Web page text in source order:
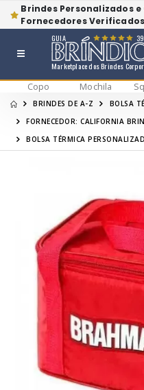
Brindes Personalizados
Fornecedores
Marketplace dos Brindes
GUIA
Copo Mochila
BRINDES DE A-Z
BOLSA
FORNECEDOR: CALIFORNIA
BOLSA TÉRMICA